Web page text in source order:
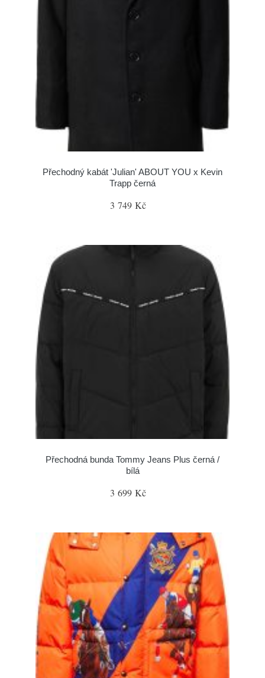
Přechodný kabát 'Julian' ABOUT YOU x Kevin
Trapp černá
3 749 Kč
Přechodná bunda Tommy Jeans Plus černá /
bílá
3 699 Kč